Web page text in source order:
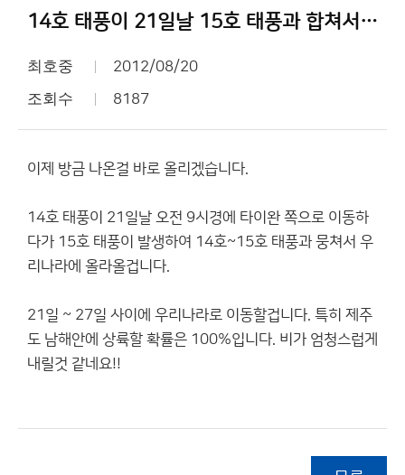
14호 태풍이 21일날 15호 태풍과 합쳐서 울나라에 올라옴 돌발상황!!
최호중 2012/08/20
조회수 8187
이제 방금 나온걸 바로 올리겠습니다.
14호 태풍이 21일날 오전 9시경에 타이완 쪽으로 이동하
다가 15호 태풍이 발생하여 14호~15호 태풍과 뭉쳐서 우
리나라에 올라올겁니다.
21일 ~ 27일 사이에 우리나라로 이동할겁니다. 특히 제주
도 남해안에 상륙할 확률은 100%입니다. 비가 엄청스럽게
내릴것 같네요!!